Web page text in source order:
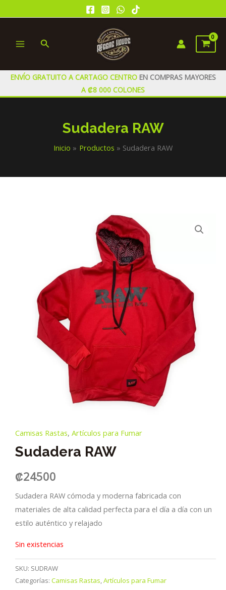
al
MENU
Buscar
ENVÍO GRATUITO A CARTAGO CENTRO EN COMPRAS MAYORES
A ₡8 000 COLONES
Sudadera RAW
Inicio Productos Sudadera RAW
Camisas Rastas, Artículos para Fumar
Sudadera RAW
₡24500
Sudadera RAW cómoda y moderna fabricada con
materiales de alta calidad perfecta para el día a día con un
estilo auténtico y relajado
Sin existencias
SKU: SUDRAW
Categorías: Camisas Rastas,Artículos para Fumar